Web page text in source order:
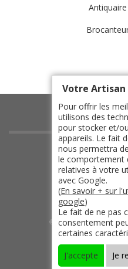
©2019 - 2026
Votre
Pour offrir les
utilisons des
pour stocker et/
appareils. Le fait
nous permettra
le comportement
relatives à votre
avec Google.
(En savoir + sur
google)
Le fait de ne pas
consentement
certaines
J'accepte
Je